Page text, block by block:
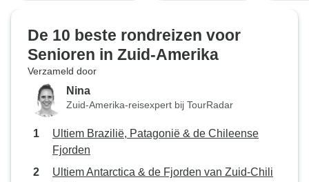
De 10 beste rondreizen voor
Senioren in Zuid-Amerika
Verzameld door
Nina
Zuid-Amerika-reisexpert bij TourRadar
Ultiem Brazilië, Patagonië & de Chileense
Fjorden
Ultiem Antarctica & de Fjorden van Zuid-Chili